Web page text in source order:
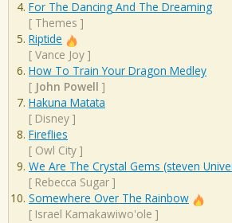
For The Dancing And The Dreaming
[ Themes ]
Riptide
[ Vance Joy ]
How To Train Your Dragon Medley
[ John Powell ]
Hakuna Matata
[ Disney ]
Fireflies
[ Owl City ]
We Are The Crystal Gems (steven
[ Rebecca Sugar ]
Somewhere Over The Rainbow
[ Israel Kamakawiwo'ole ]